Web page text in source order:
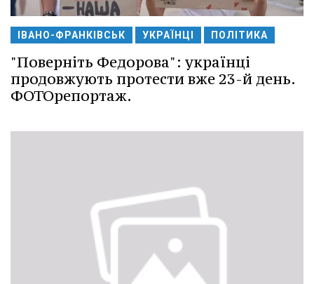
ІВАНО-ФРАНКІВСЬК УКРАЇНЦІ ПОЛІТИКА
"Поверніть Федорова": українці
продовжують протести вже 23-й день.
ФОТОрепортаж.